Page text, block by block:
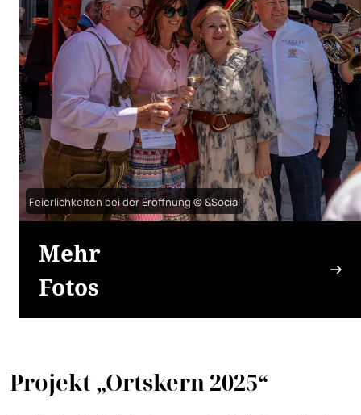
Feierlichkeiten bei der Eröffnung © &Social
Mehr
Fotos
Projekt „Ortskern 2025“